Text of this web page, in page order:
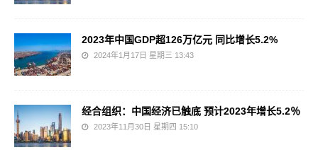
2023年中国GDP超126万亿元 同比增长5.2%
2024年1月17日 星期三 13:43
经合组织：中国经济已触底 预计2023年增长5.2％
2023年11月30日 星期四 15:10